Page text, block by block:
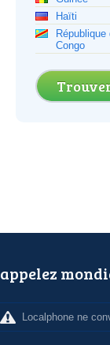
Haïti
Congo
appelez
Localphone ne